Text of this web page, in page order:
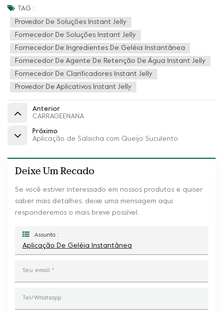
TAG :
Provedor De Soluções Instant Jelly
Fornecedor De Soluções Instant Jelly
Fornecedor De Ingredientes De Geléia Instantânea
Fornecedor De Agente De Retenção De Água Instant Jelly
Fornecedor De Clarificadores Instant Jelly
Provedor De Aplicativos Instant Jelly
Anterior
CARRAGEENANA
Próximo
Aplicação de Salsicha com Queijo Suculento
Deixe Um Recado
Se você estiver interessado em nossos produtos e quiser
saber mais detalhes, deixe uma mensagem aqui,
responderemos o mais breve possível.
Assunto :
Aplicação De Geléia Instantânea